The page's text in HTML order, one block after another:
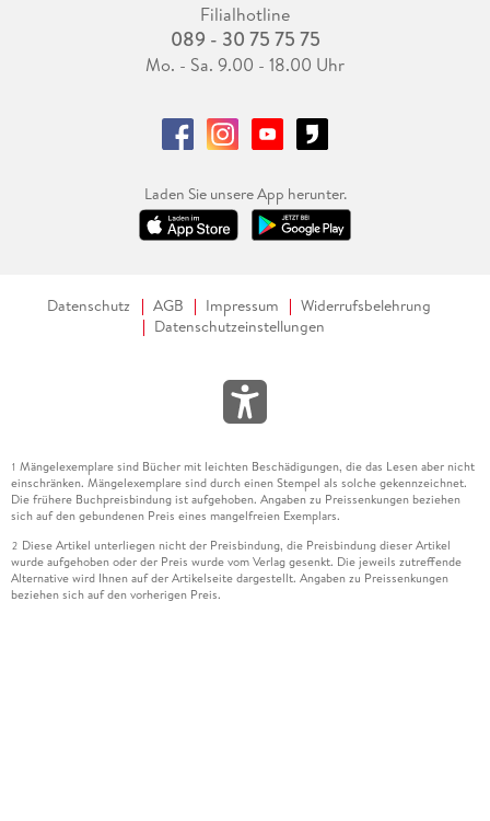
Filialhotline
089 - 30 75 75 75
Mo. - Sa. 9.00 - 18.00 Uhr
Laden Sie unsere App herunter.
Datenschutz AGB Impressum
Widerrufsbelehrung
Datenschutzeinstellungen
1 Mängelexemplare sind Bücher mit leichten Beschädigungen, die das Lesen aber nicht
einschränken. Mängelexemplare sind durch einen Stempel als solche gekennzeichnet.
Die frühere Buchpreisbindung ist aufgehoben. Angaben zu Preissenkungen beziehen
sich auf den gebundenen Preis eines mangelfreien Exemplars.
2 Diese Artikel unterliegen nicht der Preisbindung, die Preisbindung dieser Artikel
wurde aufgehoben oder der Preis wurde vom Verlag gesenkt. Die jeweils zutreffende
Alternative wird Ihnen auf der Artikelseite dargestellt. Angaben zu Preissenkungen
beziehen sich auf den vorherigen Preis.